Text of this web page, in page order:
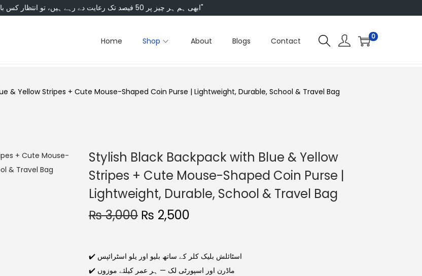
"ابھی ہم ہر چیز پر 50 فیصد تک رعایت دے رہے ہیں، تو انتظار کس بات کا؟"
Home Shop About Blogs Contact 0
& Yellow Stripes + Cute Mouse-Shaped Coin Purse | Lightweight, Durable, School & Travel Bag
Stylish Black Backpack with Blue & Yellow
Stripes + Cute Mouse-Shaped Coin Purse |
Lightweight, Durable, School & Travel Bag
₨3,000 ₨ 2,500
✔️ اسٹائلش بلیک کلر کے ساتھ بلیو اور یلو اسٹرائپس
✔️ ماڈرن اور اسپورٹی لک — ہر عمر کیلئے موزوں